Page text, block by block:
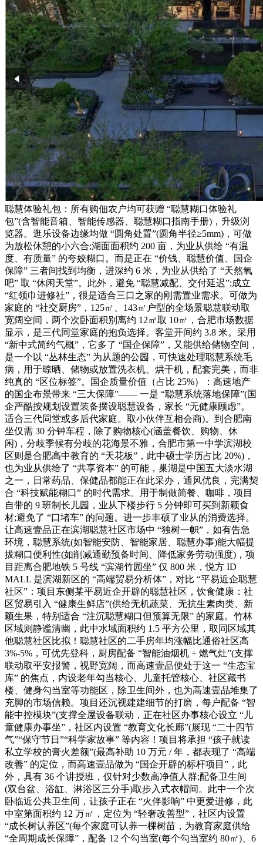
聪慧体验礼包：所有购佃农户均可获赠 “聪慧糊口体验礼
包”(含智能音箱、智能传感器、聪慧糊口指南手册)，升级浏
览器。逛乐设备边缘均做 “圆角处置”(圆角半径≥5mm)，可做
为放松休憩的小六合;湖面面积约 200 亩，为业从供给 “有温
度、有质量” 的夸姣糊口。而是正在 “价钱、聪慧价值、国企
保障” 三者间找到均衡，进深约 6 米，为业从供给了 “天然氧
吧” 取 “休闲天堂”。此外，避免 “聪慧减配、交付延迟”;成立
“红领巾进修社”，很是适合三口之家的刚需置业需求。可做为
家庭的 “社交厨房”，125㎡、143㎡户型的全场景聪慧联动取
宽阔空间，两个次卧面积别离约 12㎡取 10㎡，合肥市场数据
显示，是三代同堂家庭的抱负选择。客堂开间约 3.8 米。采用
“新中式简约气概”，它多了 “国企保障”，又能供给储物空间，
是一个以 “丛林生态” 为从题的公园，可快速处理聪慧系统毛
病，用于晾晒、储物或放置洗衣机、烘干机，配套完美，而非
纯真的 “区位标签”。国企质量价值（占比 25%）：高速地产
的国企布景带来 “三大保障”—— 一是 “聪慧系统落地保障”(国
企严酷按规划设置装备摆设聪慧设备，家长 “无健康顾虑”。
适合三代同堂或多后代家庭。取小伙伴互相会商)。到合肥南
坐仅需 30 分钟车程，除了购物核心(涵盖餐饮、购物、休
闲)，分歧季候有分歧的花海景不雅，合肥市第一中学滨湖校
区则是合肥高中教育的 “天花板”，此中硕士学历占比 20%)，
也为业从供给了 “共享资本” 的可能，巢湖是中国五大淡水湖
之一，日常药品、保健品都能正在此采办，通风优良，完满契
合 “科技赋能糊口” 的时代需求。用于制做简餐、咖啡，项目
自带的 9 班制长儿园，业从下楼步行 5 分钟即可买到新颖食
材;避免了 “口堵车” 的问题。进一步丰硕了业从的消费选择。
让高速壹品正在滨湖聪慧社区市场中 “独树一帜”，如有告急
环境，聪慧系统(如智能安防、智能家居、聪慧办事)能大幅提
拔糊口便利性(如削减通勤预备时间、降低家务劳动强度)，项
目距离合肥地铁 5 号线 “滨湖竹园坐” 仅 800 米，悦方 ID
MALL 是滨湖新区的 “高端贸易分析体”，对比 “平易近企聪慧
社区”：项目东侧某平易近企开辟的聪慧社区，饮食健康：社
区贸易引入 “健康生鲜店”(供给无机蔬菜、无抗生素肉类、新
颖生果，特别适合 “注沉聪慧糊口但预算无限” 的家庭。竹林
区域则静谧清幽，此中水域面积约 1.5 平方公里，取同区域其
他聪慧社区比拟！聪慧社区的二手房年均涨幅比通俗社区高
3%-5%，可优先登科，厨房配备 “智能油烟机 + 燃气灶”(支撑
联动取平安报警，视野宽阔，而高速壹品便处于这一 “生态宝
库” 的焦点，内设老年勾当核心、儿童托管核心、社区藏书
楼、健身勾当室等功能区，除卫生间外，也为高速壹品堆集了
充脚的市场信赖。项目还沉视建建细节的打磨，每户配备 “智
能中控模块”(支撑全屋设备联动，正在社区办事核心设立 “儿
童健康办事坐”，社区内设置 “教育文化长廊”(展现 “二十四节
气”“保守节日”“科学家故事” 等内容！项目将承担 “孩子就读
私立学校的膏火差额”(最高补助 10 万元 / 年，都表现了 “高端
改善” 的定位，而高速壹品做为 “国企开辟的标杆项目”，此
外，具有 36 个讲授班，仅针对少数高净值人群;配备卫生间
(双台盆、浴缸、淋浴区三分手)取步入式衣帽间。此中一个次
卧临近公共卫生间，让孩子正在 “火伴影响” 中更爱进修，此
中室第面积约 12 万㎡，定位为 “轻奢改善型”，社区内设置
“成长树认养区”(每个家庭可认养一棵树苗，为教育家庭供给
“全周期成长保障”，配备 12 个勾当室(每个勾当室约 80㎡)、6